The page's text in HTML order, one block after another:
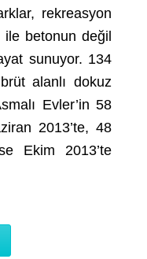
rekreasyon
ile betonun değil
sunuyor. 134
alanlı dokuz
Evler’in 58
2013’te, 48
Ekim 2013’te